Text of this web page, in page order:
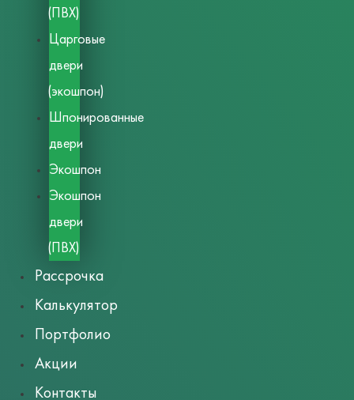
(ПВХ)
Царговые
двери
(экошпон)
Шпонированные
двери
Экошпон
Экошпон
двери
(ПВХ)
Рассрочка
Калькулятор
Портфолио
Акции
Контакты